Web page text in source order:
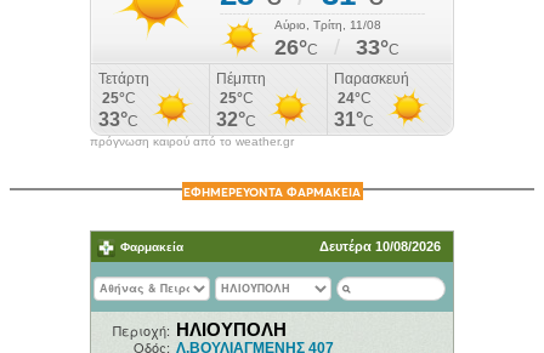
πρόγνωση καιρού από το weather.gr
ΕΦΗΜΕΡΕΥΟΝΤΑ ΦΑΡΜΑΚΕΙΑ